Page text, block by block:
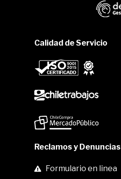
Calidad de Servicio
Reclamos y Denuncias
Formulario en linea